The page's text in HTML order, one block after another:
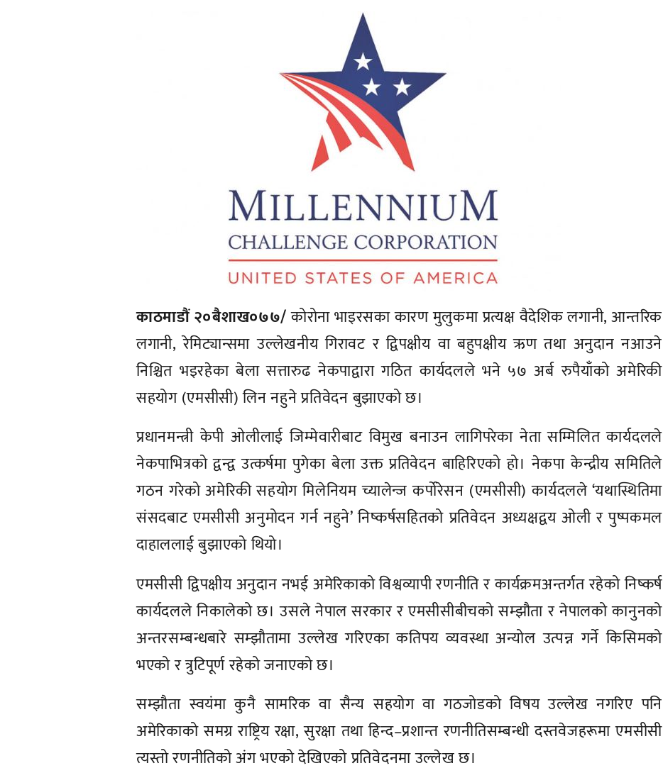
काठमाडौं २०बैशाख०७७/कोरोना भाइरसका कारण मुलुकमा प्रत्यक्ष वैदेशिक लगानी, आन्तरिक
लगानी, रेमिट्यान्समा उल्लेखनीय गिरावट र द्विपक्षीय वा बहुपक्षीय ऋण तथा अनुदान नआउने
निश्चित भइरहेका बेला सत्तारुढ नेकपाद्वारा गठित कार्यदलले भने ५७ अर्ब रुपैयाँको अमेरिकी
सहयोग (एमसीसी) लिन नहुने प्रतिवेदन बुझाएको छ।
प्रधानमन्त्री केपी ओलीलाई जिम्मेवारीबाट विमुख बनाउन लागिपरेका नेता सम्मिलित कार्यदलले
नेकपाभित्रको द्वन्द्व उत्कर्षमा पुगेका बेला उक्त प्रतिवेदन बाहिरिएको हो। नेकपा केन्द्रीय समितिले
गठन गरेको अमेरिकी सहयोग मिलेनियम च्यालेन्ज कर्पाेरेसन (एमसीसी) कार्यदलले ‘यथास्थितिमा
संसदबाट एमसीसी अनुमोदन गर्न नहुने’ निष्कर्षसहितको प्रतिवेदन अध्यक्षद्वय ओली र पुष्पकमल
दाहाललाई बुझाएको थियो।
एमसीसी द्विपक्षीय अनुदान नभई अमेरिकाको विश्वव्यापी रणनीति र कार्यक्रमअन्तर्गत रहेको निष्कर्ष
कार्यदलले निकालेको छ। उसले नेपाल सरकार र एमसीसीबीचको सम्झौता र नेपालको कानुनको
अन्तरसम्बन्धबारे सम्झौतामा उल्लेख गरिएका कतिपय व्यवस्था अन्योल उत्पन्न गर्ने किसिमको
भएको र त्रुटिपूर्ण रहेको जनाएको छ।
सम्झौता स्वयंमा कुनै सामरिक वा सैन्य सहयोग वा गठजोडको विषय उल्लेख नगरिए पनि
अमेरिकाको समग्र राष्ट्रिय रक्षा, सुरक्षा तथा हिन्द–प्रशान्त रणनीतिसम्बन्धी दस्तवेजहरूमा एमसीसी
त्यस्तो रणनीतिको अंग भएको देखिएको प्रतिवेदनमा उल्लेख छ।